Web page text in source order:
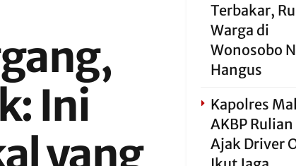
Ini
yang
Terbakar,
Warga di
Wonosobo
Hangus
Kapolres
AKBP
Ajak Driver